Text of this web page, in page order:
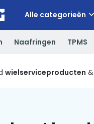
Alle categorieën
Naafringen TPMS
wielserviceproducten &